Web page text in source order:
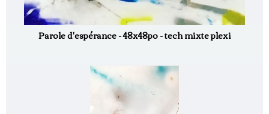
Parole d'espérance - 48x48po - tech mixte plexi